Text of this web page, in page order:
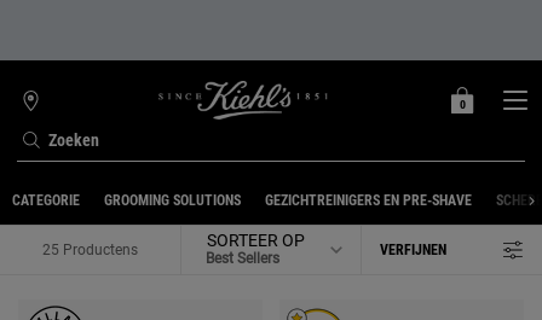
Zoeken
WINKELZOEKER
MIJN
0
0 PRODUCT
CATEGORIE GROOMING SOLUTIONS GEZICHTREINIGERS EN PRE-SHAVE
25 Productens SORTEER OP VERFIJNEN
FILTER MENU